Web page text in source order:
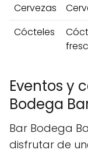
Cervezas
Cócteles
Eventos y
Bodega
Bar Bodega
disfrutar de